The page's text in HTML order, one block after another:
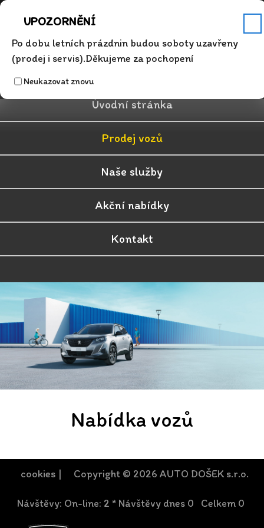
UPOZORNĚNÍ
Po dobu letních prázdnin budou soboty uzavřeny
(prodej i servis).Děkujeme za pochopení
Neukazovat znovu
+420 315 626 342
Úvodní stránka
Prodej vozů
Naše služby
Akční nabídky
Kontakt
Nabídka vozů
cookies | Copyright © 2026 AUTO DOŠEK s.r.o.
Návštěvy: On-line: 2 * Návštěvy dnes 0 Celkem 0